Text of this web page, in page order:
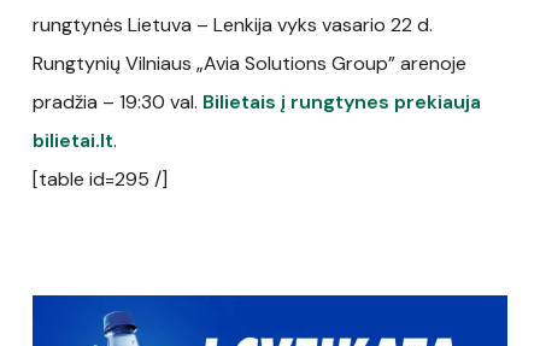
rungtynės Lietuva – Lenkija vyks vasario 22 d.
Rungtynių Vilniaus „Avia Solutions Group” arenoje
pradžia – 19:30 val. Bilietais į rungtynes prekiauja
bilietai.lt.
[table id=295 /]